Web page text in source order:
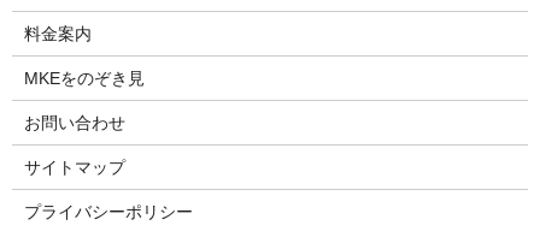
料金案内
MKEをのぞき見
お問い合わせ
サイトマップ
プライバシーポリシー